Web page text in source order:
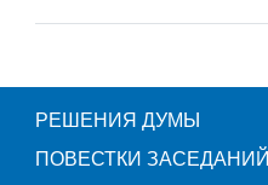
РЕШЕНИЯ ДУМЫ
ПОВЕСТКИ ЗАСЕДАНИЙ